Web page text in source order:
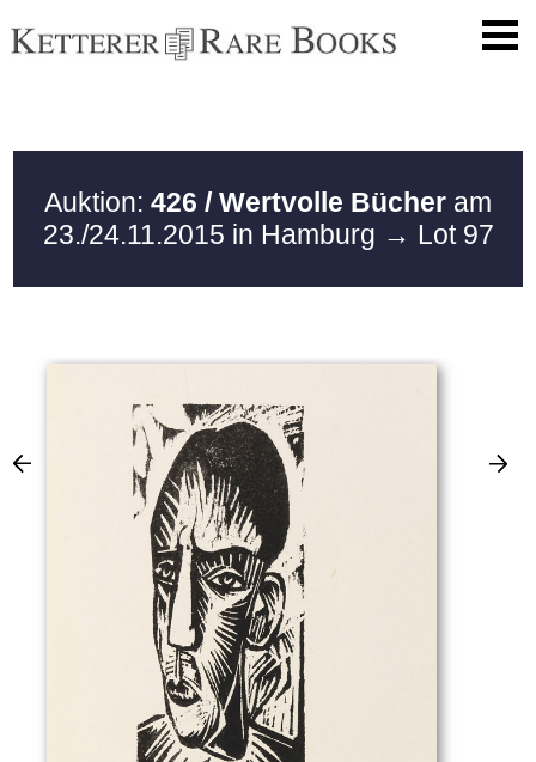
Auktion: 426 / Wertvolle Bücher am
23./24.11.2015 in Hamburg → Lot 97